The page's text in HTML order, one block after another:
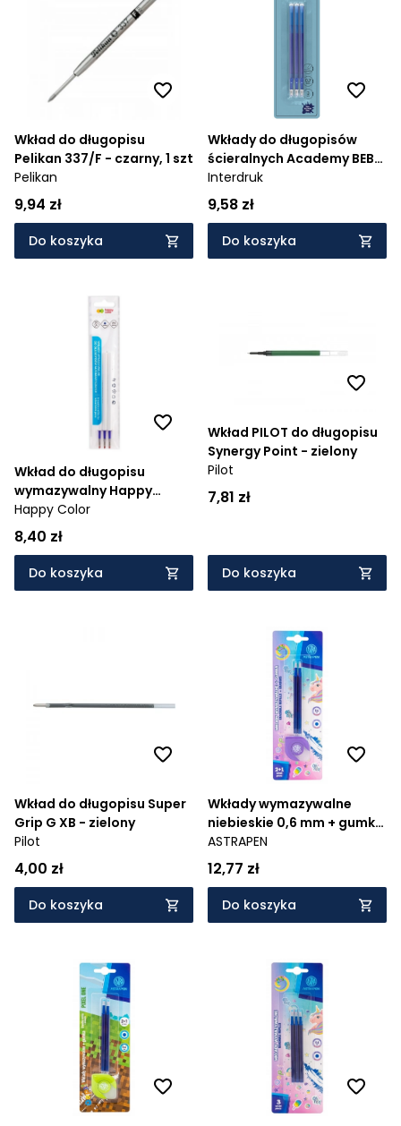
Wkład do długopisu
Pelikan 337/F - czarny, 1 szt
Pelikan
9,94 zł
Do koszyka
Wkłady do długopisów
ścieralnych Academy BEBE,
3 szt.
Interdruk
9,58 zł
Do koszyka
Wkład do długopisu
wymazywalny Happy
Color, 3 szt
Happy Color
8,40 zł
Do koszyka
Wkład PILOT do długopisu
Synergy Point - zielony
Pilot
7,81 zł
Do koszyka
Wkład do długopisu Super
Grip G XB - zielony
Pilot
4,00 zł
Do koszyka
Wkłady wymazywalne
niebieskie 0,6 mm + gumka
do długopisów
wymazywalnych i ołówków
ASTRAPEN Oops! UNICORN -
2 + 1
ASTRAPEN
12,77 zł
Do koszyka